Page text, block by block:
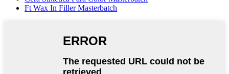
Ft Wax In Filler Masterbatch